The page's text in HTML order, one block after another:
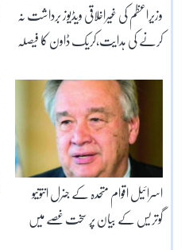
وزیراعظم کی غیراخلاقی ویڈیوز برداشت نہ
کرنے کی ہدایت،کریک ڈاون کا فیصلہ
اسرائیل اقوام متحدہ کے جنرل انتونیو
گوتریس کے بیان پر سخت غصے میں